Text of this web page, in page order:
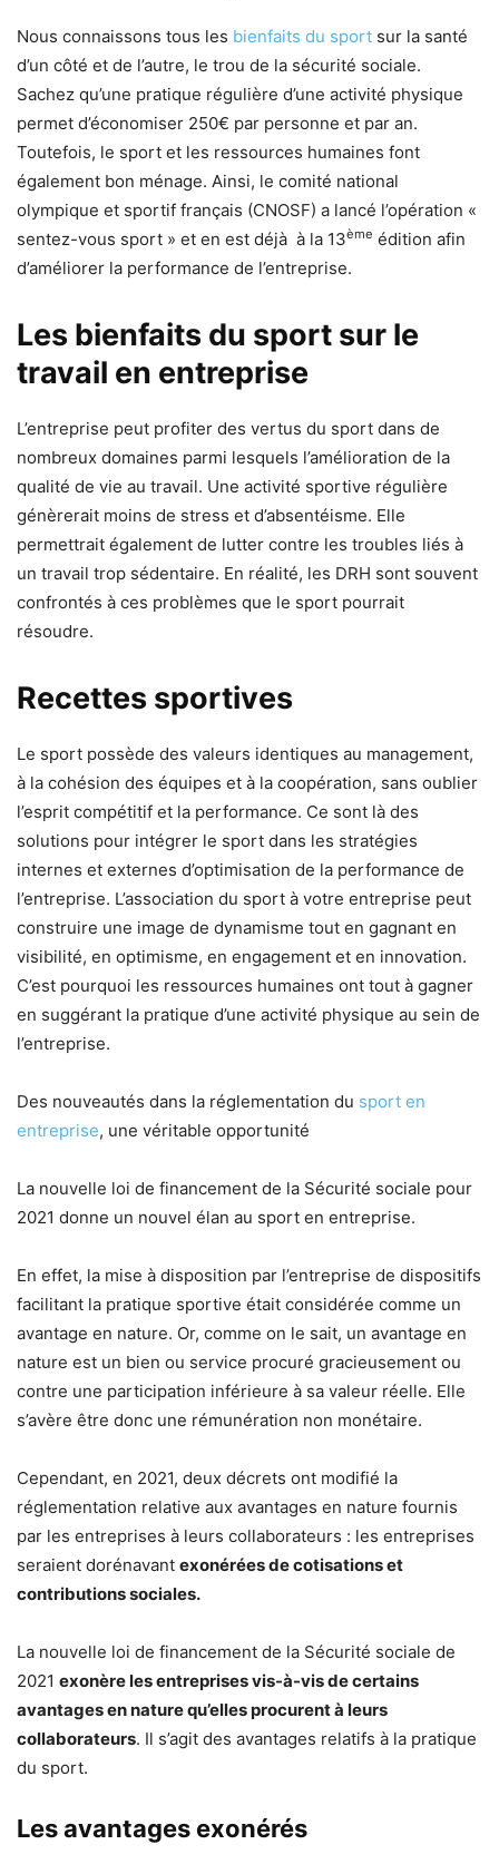
Nous connaissons tous les bienfaits du sport sur la santé
d’un côté et de l’autre, le trou de la sécurité sociale.
Sachez qu’une pratique régulière d’une activité physique
permet d’économiser 250€ par personne et par an.
Toutefois, le sport et les ressources humaines font
également bon ménage. Ainsi, le comité national
olympique et sportif français (CNOSF) a lancé l’opération «
sentez-vous sport » et en est déjà à la 13ème édition afin
d’améliorer la performance de l’entreprise.
Les bienfaits du sport sur le
travail en entreprise
L’entreprise peut profiter des vertus du sport dans de
nombreux domaines parmi lesquels l’amélioration de la
qualité de vie au travail. Une activité sportive régulière
génèrerait moins de stress et d’absentéisme. Elle
permettrait également de lutter contre les troubles liés à
un travail trop sédentaire. En réalité, les DRH sont souvent
confrontés à ces problèmes que le sport pourrait
résoudre.
Recettes sportives
Le sport possède des valeurs identiques au management,
à la cohésion des équipes et à la coopération, sans oublier
l’esprit compétitif et la performance. Ce sont là des
solutions pour intégrer le sport dans les stratégies
internes et externes d’optimisation de la performance de
l’entreprise. L’association du sport à votre entreprise peut
construire une image de dynamisme tout en gagnant en
visibilité, en optimisme, en engagement et en innovation.
C’est pourquoi les ressources humaines ont tout à gagner
en suggérant la pratique d’une activité physique au sein de
l’entreprise.
Des nouveautés dans la réglementation du sport en
entreprise, une véritable opportunité
La nouvelle loi de financement de la Sécurité sociale pour
2021 donne un nouvel élan au sport en entreprise.
En effet, la mise à disposition par l’entreprise de dispositifs
facilitant la pratique sportive était considérée comme un
avantage en nature. Or, comme on le sait, un avantage en
nature est un bien ou service procuré gracieusement ou
contre une participation inférieure à sa valeur réelle. Elle
s’avère être donc une rémunération non monétaire.
Cependant, en 2021, deux décrets ont modifié la
réglementation relative aux avantages en nature fournis
par les entreprises à leurs collaborateurs : les entreprises
seraient dorénavant exonérées de cotisations et
contributions sociales.
La nouvelle loi de financement de la Sécurité sociale de
2021 exonère les entreprises vis-à-vis de certains
avantages en nature qu’elles procurent à leurs
collaborateurs. Il s’agit des avantages relatifs à la pratique
du sport.
Les avantages exonérés